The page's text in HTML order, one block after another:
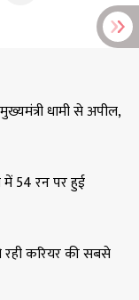
धामी से अपील,
में 54 रन पर हुई
रही करियर की सबसे